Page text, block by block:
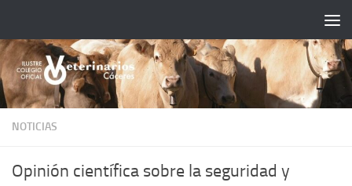
NOTICIAS
Opinión científica sobre la seguridad y